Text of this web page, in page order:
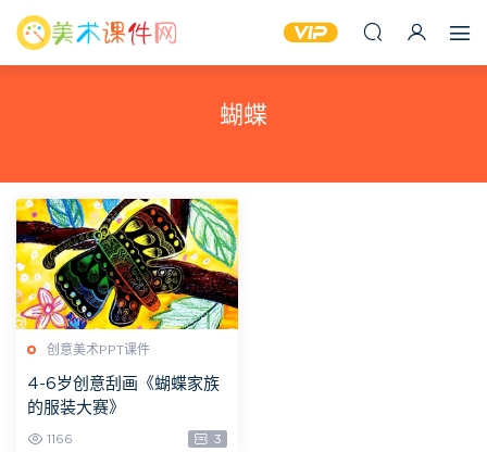
蝴蝶
创意美术PPT课件
4-6岁创意刮画《蝴蝶家族
的服装大赛》
1166 3